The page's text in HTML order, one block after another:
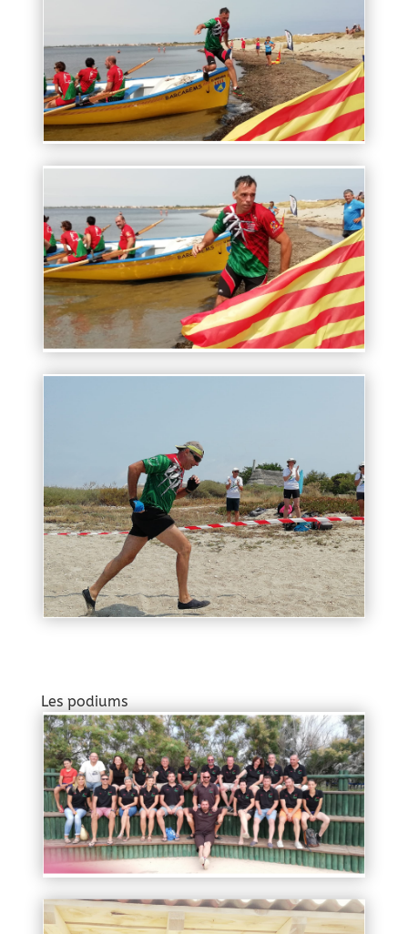
Les podiums